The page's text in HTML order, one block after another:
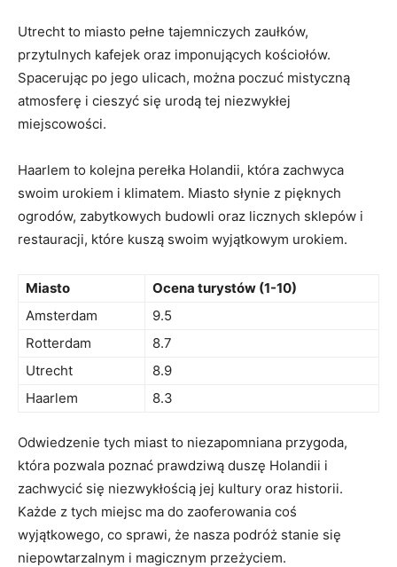
Utrecht to miasto pełne tajemniczych zaułków,
przytulnych kafejek oraz imponujących kościołów.⁣
Spacerując po jego ulicach, można poczuć mistyczną
atmosferę i‌ cieszyć się urodą⁢ tej niezwykłej
miejscowości.
Haarlem ⁢to kolejna perełka Holandii, która zachwyca
swoim⁢ urokiem i klimatem. Miasto słynie z pięknych ​
ogrodów, zabytkowych⁣ budowli oraz licznych sklepów i
restauracji, które ‌kuszą swoim wyjątkowym⁤ urokiem.
Miasto
Ocena turystów (1-10)
Amsterdam
9.5
Rotterdam
8.7
Utrecht
8.9
Haarlem
8.3
Odwiedzenie tych‍ miast to niezapomniana przygoda,
która pozwala poznać ‌prawdziwą duszę Holandii i
zachwycić się niezwykłością‍ jej kultury oraz historii.
Każde z ‌tych miejsc ma‌ do zaoferowania ⁤coś
wyjątkowego, co‍ sprawi, że nasza podróż stanie się
niepowtarzalnym i magicznym przeżyciem.